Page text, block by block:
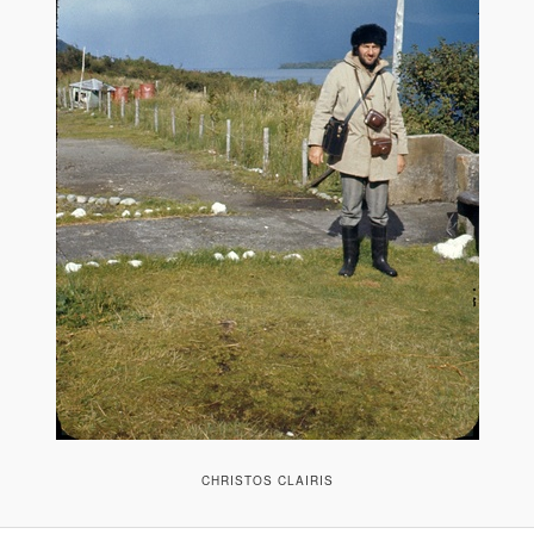
CHRISTOS CLAIRIS